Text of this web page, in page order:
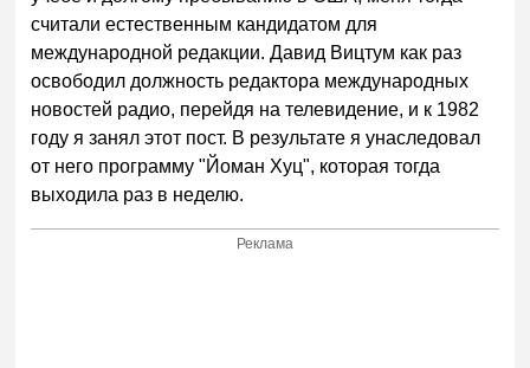
считали естественным кандидатом для
международной редакции. Давид Вицтум как раз
освободил должность редактора международных
новостей радио, перейдя на телевидение, и к 1982
году я занял этот пост. В результате я унаследовал
от него программу "Йоман Хуц", которая тогда
выходила раз в неделю.
Реклама